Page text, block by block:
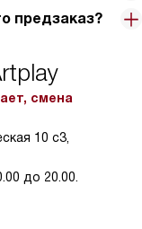
предзаказ?
смена
10 с3,
до 20.00.